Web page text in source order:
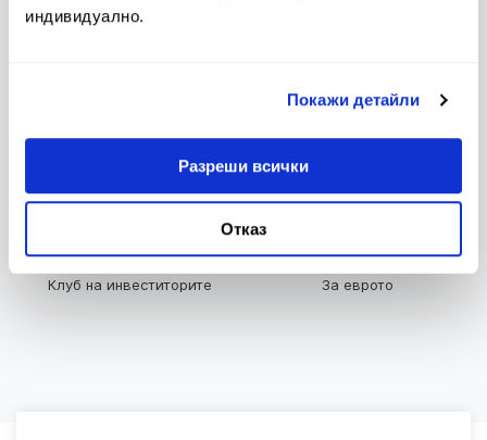
индивидуално.
Покажи детайли
Разреши всички
Отказ
Лихвен бюлетин Контакти и клонова мрежа
Клуб на инвеститорите За еврото